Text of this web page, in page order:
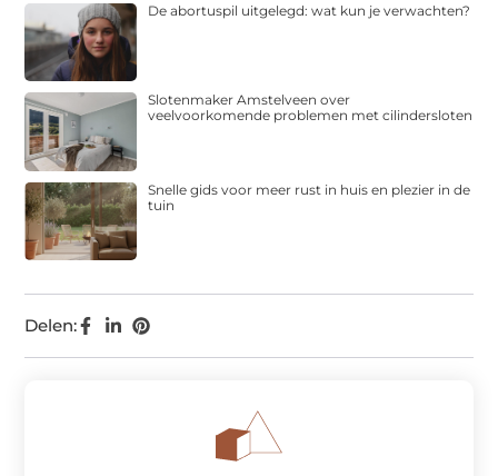
Delen:
De abortuspil uitgelegd: wat kun je verwachten?
Slotenmaker Amstelveen over
veelvoorkomende problemen met cilindersloten
Snelle gids voor meer rust in huis en plezier in de
tuin